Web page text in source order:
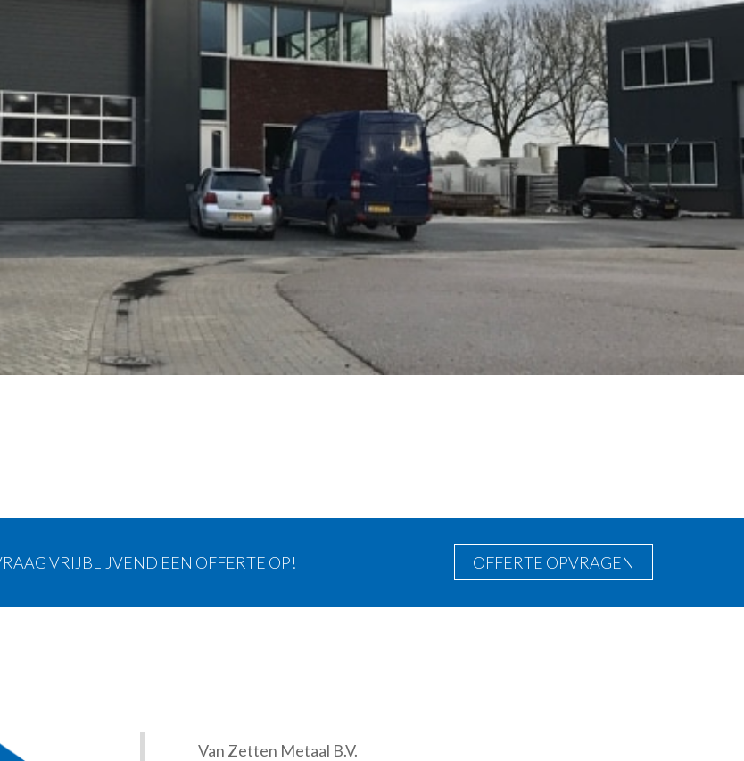
VRIJBLIJVEND EEN OFFERTE OP! OFFERTE OPVRAGEN
Van Zetten Metaal B.V.